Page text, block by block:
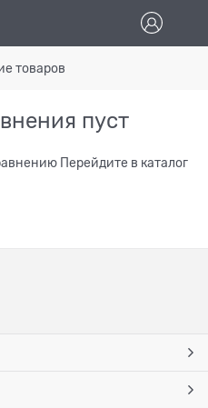
товаров
пуст
Перейдите в каталог